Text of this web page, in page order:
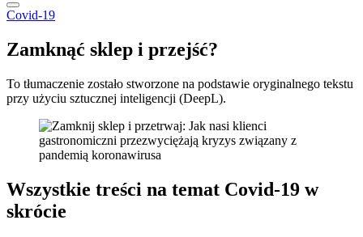
Covid-19
Zamknąć sklep i przejść?
To tłumaczenie zostało stworzone na podstawie oryginalnego tekstu
przy użyciu sztucznej inteligencji (DeepL).
Wszystkie treści na temat Covid-19 w
skrócie